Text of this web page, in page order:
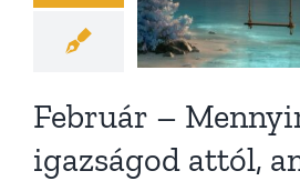
Blog
Február –
igazságod attól,